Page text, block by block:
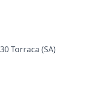
Torraca (SA)